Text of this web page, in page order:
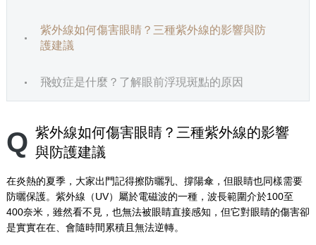
紫外線如何傷害眼睛？三種紫外線的影響與防
護建議
飛蚊症是什麼？了解眼前浮現斑點的原因
Q 紫外線如何傷害眼睛？三種紫外線的影響
與防護建議
在炎熱的夏季，大家出門記得擦防曬乳、撐陽傘，但眼睛也同樣需要
防曬保護。紫外線（UV）屬於電磁波的一種，波長範圍介於100至
400奈米，雖然看不見，也無法被眼睛直接感知，但它對眼睛的傷害卻
是實實在在、會隨時間累積且無法逆轉。